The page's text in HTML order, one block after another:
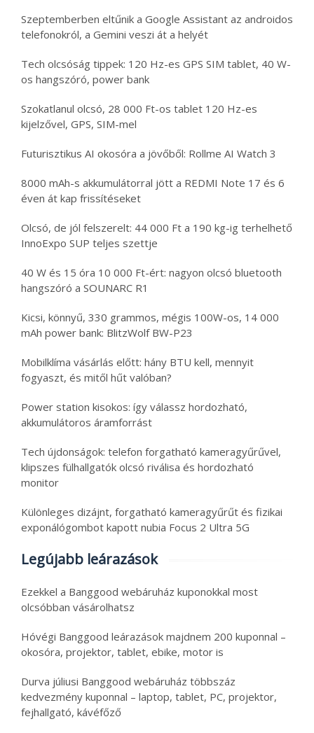
Szeptemberben eltűnik a Google Assistant az androidos
telefonokról, a Gemini veszi át a helyét
Tech olcsóság tippek: 120 Hz-es GPS SIM tablet, 40 W-
os hangszóró, power bank
Szokatlanul olcsó, 28 000 Ft-os tablet 120 Hz-es
kijelzővel, GPS, SIM-mel
Futurisztikus AI okosóra a jövőből: Rollme AI Watch 3
8000 mAh-s akkumulátorral jött a REDMI Note 17 és 6
éven át kap frissítéseket
Olcsó, de jól felszerelt: 44 000 Ft a 190 kg-ig terhelhető
InnoExpo SUP teljes szettje
40 W és 15 óra 10 000 Ft-ért: nagyon olcsó bluetooth
hangszóró a SOUNARC R1
Kicsi, könnyű, 330 grammos, mégis 100W-os, 14 000
mAh power bank: BlitzWolf BW-P23
Mobilklíma vásárlás előtt: hány BTU kell, mennyit
fogyaszt, és mitől hűt valóban?
Power station kisokos: így válassz hordozható,
akkumulátoros áramforrást
Tech újdonságok: telefon forgatható kameragyűrűvel,
klipszes fülhallgatók olcsó riválisa és hordozható
monitor
Különleges dizájnt, forgatható kameragyűrűt és fizikai
exponálógombot kapott nubia Focus 2 Ultra 5G
Legújabb leárazások
Ezekkel a Banggood webáruház kuponokkal most
olcsóbban vásárolhatsz
Hóvégi Banggood leárazások majdnem 200 kuponnal –
okosóra, projektor, tablet, ebike, motor is
Durva júliusi Banggood webáruház többszáz
kedvezmény kuponnal – laptop, tablet, PC, projektor,
fejhallgató, kávéfőző